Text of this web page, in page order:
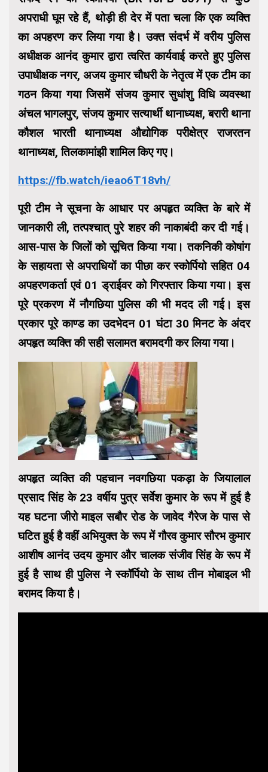
अपराधी घूम रहे हैं, थोड़ी ही देर में पता चला कि एक व्यक्ति
का अपहरण कर लिया गया है। उक्त संदर्भ में वरीय पुलिस
अधीक्षक आनंद कुमार द्वारा त्वरित कार्यवाई करते हुए पुलिस
उपाधीक्षक नगर, अजय कुमार चौधरी के नेतृत्व में एक टीम का
गठन किया गया जिसमें संजय कुमार सुधांशु विधि व्यवस्था
अंचल भागलपुर, संजय कुमार सत्यार्थी थानाध्यक्ष, बरारी थाना
कौशल भारती थानाध्यक्ष औद्योगिक परीक्षेत्र राजरतन
थानाध्यक्ष, तिलकामांझी शामिल किए गए।
https://fb.watch/ieao6T18vh/
पूरी टीम ने सूचना के आधार पर अपहृत व्यक्ति के बारे में
जानकारी ली, तत्पश्चात् पुरे शहर की नाकाबंदी कर दी गई।
आस-पास के जिलों को सूचित किया गया। तकनिकी कोषांग
के सहायता से अपराधियों का पीछा कर स्कोर्पियो सहित 04
अपहरणकर्ता एवं 01 ड्राईवर को गिरफ्तार किया गया। इस
पूरे प्रकरण में नौगछिया पुलिस की भी मदद ली गई। इस
प्रकार पूरे काण्ड का उदभेदन 01 घंटा 30 मिनट के अंदर
अपहृत व्यक्ति की सही सलामत बरामदगी कर लिया गया।
अपहृत व्यक्ति की पहचान नवगछिया पकड़ा के जियालाल
प्रसाद सिंह के 23 वर्षीय पुत्र सर्वेश कुमार के रूप में हुई है
यह घटना जीरो माइल सबौर रोड के जावेद गैरेज के पास से
घटित हुई है वहीं अभियुक्त के रूप में गौरव कुमार सौरभ कुमार
आशीष आनंद उदय कुमार और चालक संजीव सिंह के रूप में
हुई है साथ ही पुलिस ने स्कॉर्पियो के साथ तीन मोबाइल भी
बरामद किया है।